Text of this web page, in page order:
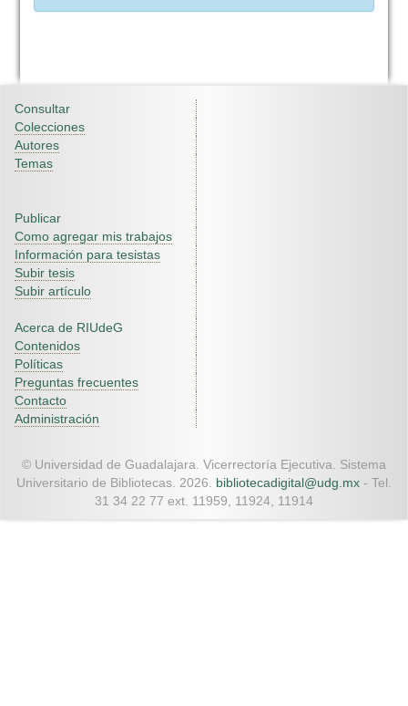
Consultar
Colecciones
Autores
Temas
Publicar
Como agregar mis trabajos
Información para tesistas
Subir tesis
Subir artículo
Acerca de RIUdeG
Contenidos
Políticas
Preguntas frecuentes
Contacto
Administración
© Universidad de Guadalajara. Vicerrectoría Ejecutiva. Sistema
Universitario de Bibliotecas. 2026. bibliotecadigital@udg.mx - Tel.
31 34 22 77 ext. 11959, 11924, 11914